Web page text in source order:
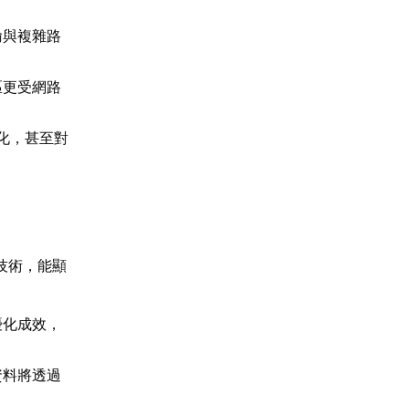
複雜路
受網路
，甚至對
術，能顯
成效，
將透過